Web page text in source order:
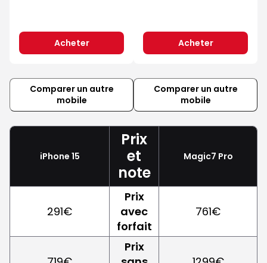
Acheter Acheter
Comparer un autre
mobile
Comparer un autre
mobile
iPhone 15
Prix
et
note
Magic7 Pro
291€
Prix
avec
forfait
761€
Prix